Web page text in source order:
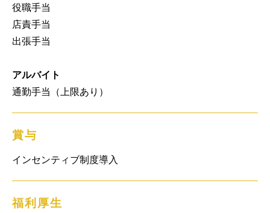
役職手当
店責手当
出張手当
アルバイト
通勤手当（上限あり）
賞与
インセンティブ制度導入
福利厚生